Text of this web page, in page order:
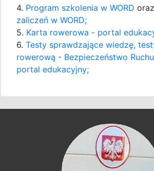
4. Program szkolenia w WORD oraz
zaliczeń w WORD;
5. Karta rowerowa - portal
6. Testy sprawdzające wiedzę,
rowerową - Bezpieczeństwo
portal edukacyjny;